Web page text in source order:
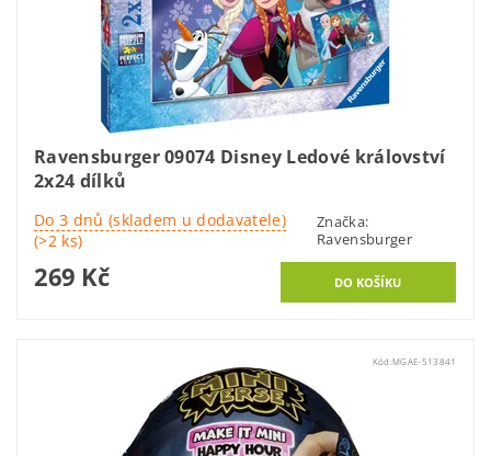
Ravensburger 09074 Disney Ledové království
2x24 dílků
Do 3 dnů (skladem u dodavatele)
(>2 ks)
Značka:
Ravensburger
269 Kč
Kód: MGAE-513841